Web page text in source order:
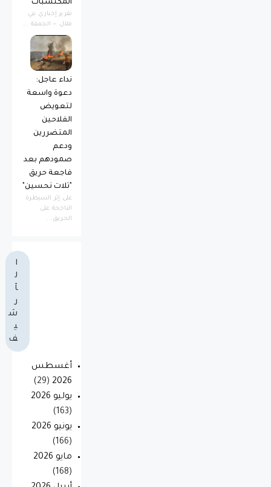
المكتسبات
​تقرير إخباري ​بني
ملال — الجمعة ...
نداء عاجل:
دعوة واسعة
لتعويض
الفلاحين
المتضررين
ودعم
صمودهم بعد
فاجعة حريق
"تلات نحسين"
​على إثر السيطرة
الناجحة على
الحريق...
ا
ل
أ
ر
ش
ي
ف
أغسطس
2026
(29)
يوليو 2026
(163)
يونيو 2026
(166)
مايو 2026
(168)